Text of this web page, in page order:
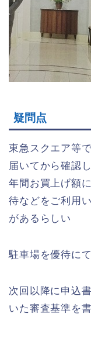
疑問点
東急スクエア等
届いてから確認
年間お買上げ額
待などをご利用
があるらしい
駐車場を優待に
次回以降に申込
いた審査基準を